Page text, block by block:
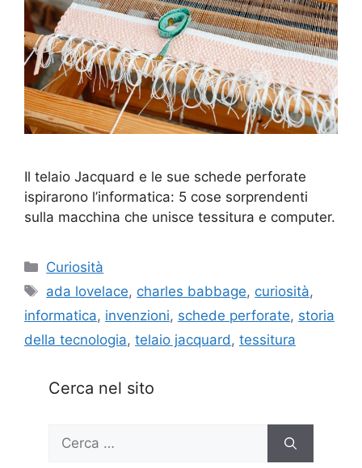
Il telaio Jacquard e le sue schede perforate
ispirarono l’informatica: 5 cose sorprendenti
sulla macchina che unisce tessitura e computer.
Categorie
Curiosità
Tag
ada lovelace, charles babbage, curiosità,
informatica, invenzioni, schede perforate, storia
della tecnologia, telaio jacquard, tessitura
Cerca nel sito
Ricerca